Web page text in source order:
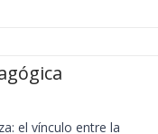
el vínculo entre la